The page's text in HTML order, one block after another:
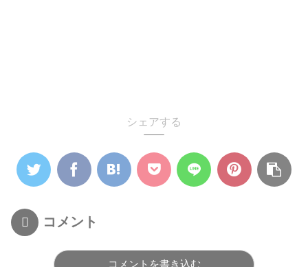
シェアする
コメント
コメントを書き込む